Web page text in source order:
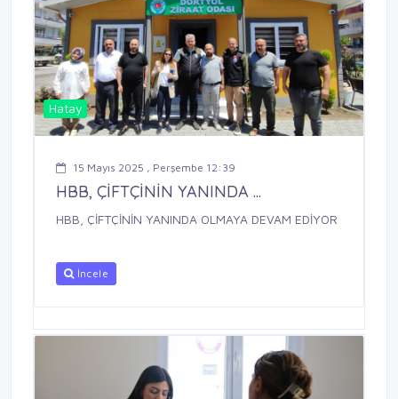
Hatay
15 Mayıs 2025 , Perşembe 12:39
HBB, ÇİFTÇİNİN YANINDA ...
HBB, ÇİFTÇİNİN YANINDA OLMAYA DEVAM EDİYOR
İncele